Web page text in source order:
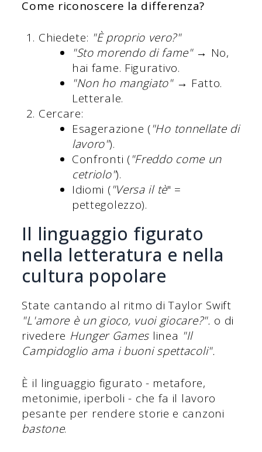
Come riconoscere la differenza?
Chiedete: "È proprio vero?"
"Sto morendo di fame"→ No,
hai fame. Figurativo.
"Non ho mangiato"→ Fatto.
Letterale.
Cercare:
Esagerazione ("Ho tonnellate di
lavoro").
Confronti ("Freddo come un
cetriolo").
Idiomi ("Versa il tè" =
pettegolezzo).
Il linguaggio figurato
nella letteratura e nella
cultura popolare
State cantando al ritmo di Taylor Swift
"L'amore è un gioco, vuoi giocare?". o di
rivedere Hunger Games linea "Il
Campidoglio ama i buoni spettacoli".
È il linguaggio figurato - metafore,
metonimie, iperboli - che fa il lavoro
pesante per rendere storie e canzoni
bastone.